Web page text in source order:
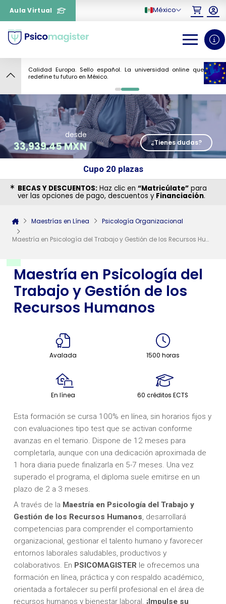
Aula Virtual México
Calidad Europa. Sello español. La universidad online que
redefine tu futuro en México.
0 1
Maestría en Psicología del
Trabajo y Gestión de los
Recursos Humanos
Avalada 1500 horas
En línea 60 créditos ECTS
Esta formación se cursa 100% en línea, sin horarios fijos y
con evaluaciones tipo test que se activan conforme
avanzas en el temario. Dispone de 12 meses para
completarla, aunque con una dedicación aproximada de
1 hora diaria puede finalizarla en 5-7 meses. Una vez
superado el programa, el diploma suele emitirse en un
plazo de 2 a 3 meses.
A través de la Maestría en Psicología del Trabajo y
Gestión de los Recursos Humanos, desarrollará
competencias para comprender el comportamiento
organizacional, gestionar el talento humano y favorecer
entornos laborales saludables, productivos y
colaborativos. En PSICOMAGISTERle ofrecemos una
formación en línea, práctica y con respaldo académico,
orientada a fortalecer su perfil profesional en el área de
recursos humanos y bienestar laboral. ¡Impulse su
7
desde
33,939.45 MXN ¿Tienes dudas?
Cupo 20 plazas
BECAS Y DESCUENTOS: Haz clic en “Matricúlate” para
ver las opciones de pago, descuentos y Financiación.
Maestrías en Línea Psicología Organizacional
Maestría en Psicología del Trabajo y Gestión de los Recursos Humanos
¿Necesitas más información
sobre un curso?